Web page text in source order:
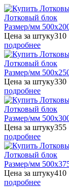
Лотковый блок
Размер/мм
Цена за штуку310
подробнее
Лотковый блок
Размер/мм
Цена за штуку330
подробнее
Лотковый блок
Размер/мм
Цена за штуку355
подробнее
Лотковый блок
Размер/мм
Цена за штуку410
подробнее